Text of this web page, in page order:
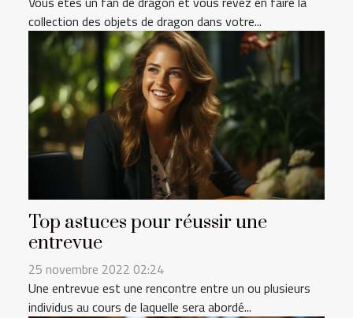
collection des objets de dragon dans votre...
Top astuces pour réussir une
entrevue
25 novembre 2022 02:24
Une entrevue est une rencontre entre un ou plusieurs
individus au cours de laquelle sera abordé...